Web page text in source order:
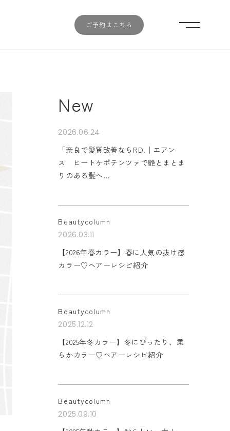
ご予約はこちら メニューを
New
2026.06.24
「奈良で髪質改善ならRD.│エアン
ス ヒートケポテンツァで艶とまとま
りのある髪へ...
Beautycolumn
2026.03.11
【2026年春カラー】春に人気の抜け感
カラー♡ヘアーレシピ紹介
Beautycolumn
2025.12.12
【2025年冬カラー】冬にぴったり、柔
らかカラー♡ヘアーレシピ紹介
Beautycolumn
2025.09.10